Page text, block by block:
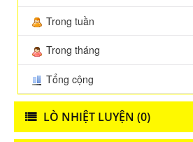
Trong tuần
Trong tháng
Tổng cộng
LÒ NHIỆT LUYỆN (0)